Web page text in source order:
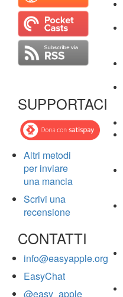
SUPPORTACI
Altri metodi
per inviare
una mancia
Scrivi una
recensione
CONTATTI
info@easyapple.org
EasyChat
@easy_apple